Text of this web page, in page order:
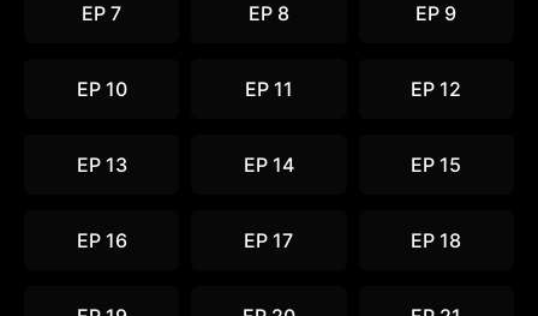
EP 7 EP 8 EP 9
EP 10 EP 11 EP 12
EP 13 EP 14 EP 15
EP 16 EP 17 EP 18